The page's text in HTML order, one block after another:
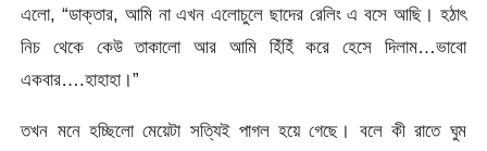
এলো, “ডাক্তার, আমি না এখন এলোচুলে ছাদের রেলিং এ বসে আছি। হঠাৎ
নিচ থেকে কেউ তাকালো আর আমি হিঁহিঁ করে হেসে দিলাম…ভাবো
একবার….হাহাহা।”
তখন মনে হচ্ছিলো মেয়েটা সত্যিই পাগল হয়ে গেছে। বলে কী রাতে ঘুম